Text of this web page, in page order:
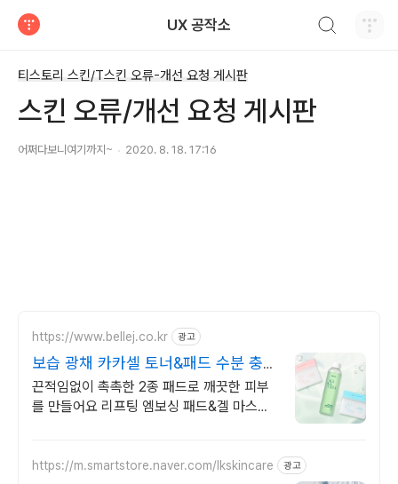
UX 공작소
티스토리 스킨/T스킨 오류-개선 요청 게시판
스킨 오류/개선 요청 게시판
어쩌다보니여기까지~ 2020. 8. 18. 17:16
https://www.bellej.co.kr 광고
보습 광채 카카셀 토너&패드 수분 충전
도와주는 천연패드
끈적임없이 촉촉한 2종 패드로 깨끗한 피부
를 만들어요 리프팅 엠보싱 패드&겔 마스크
https://m.smartstore.naver.com/lkskincare 광고